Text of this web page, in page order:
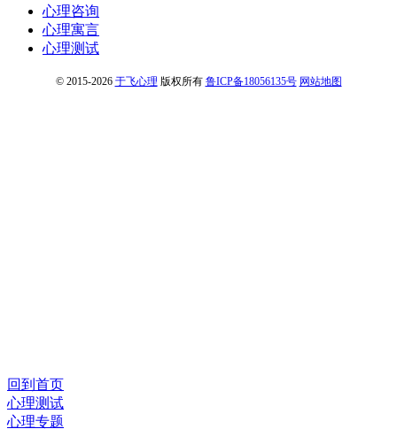
心理咨询
心理寓言
心理测试
© 2015-2026 于飞心理 版权所有 鲁ICP备18056135号 网站地图
回到首页
心理测试
心理专题